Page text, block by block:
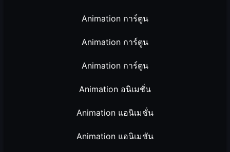
Animation การ์ตูน
Animation การ์ตูน
Animation การ์ตูน
Animation อนิเมชั่น
Animation แอนิเมชั่น
Animation แอนิเมชัน